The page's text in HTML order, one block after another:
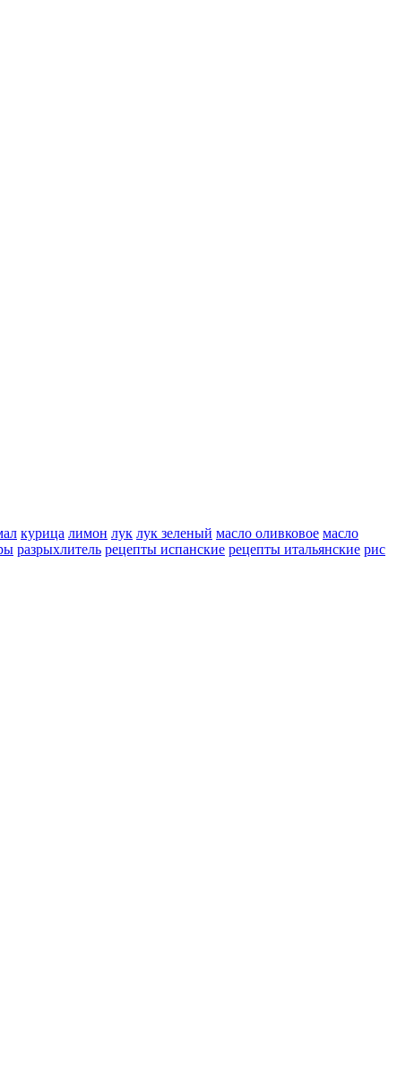
курица лимон лук лук зеленый масло оливковое масло
разрыхлитель рецепты испанские рецепты итальянские рис